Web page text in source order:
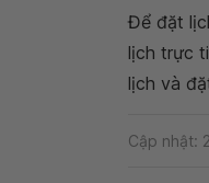
Để đặt
lịch trực
lịch và
Cập nhật: